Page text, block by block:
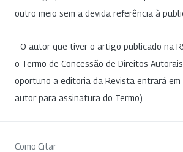
outro meio sem a devida referência à
- O autor que tiver o artigo publicado na
o Termo de Concessão de Direitos
oportuno a editoria da Revista entrará
autor para assinatura do Termo).
Como Citar